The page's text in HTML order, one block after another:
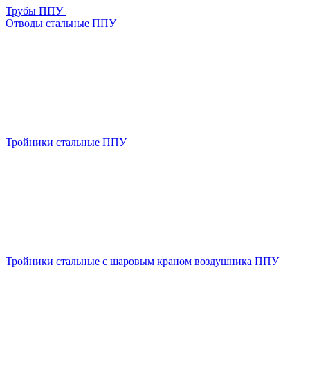
Трубы ППУ
Отводы стальные ППУ
Тройники стальные ППУ
Тройники стальные с шаровым краном воздушника ППУ